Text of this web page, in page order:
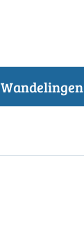
Wandelingen